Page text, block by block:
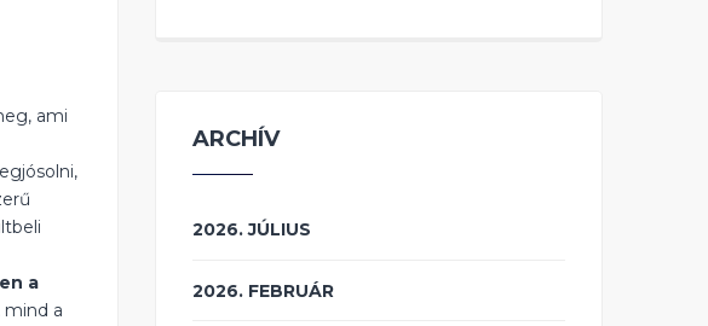
ami
a
mind a
ARCHÍV
2026. JÚLIUS
2026. FEBRUÁR